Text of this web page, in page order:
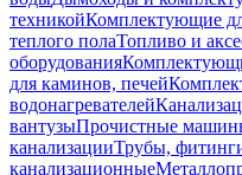
техникойКомплектующие
теплого полаТопливо и
оборудования
для каминов, печей
водонагревателей
вантузыПрочистные
канализацииТрубы,
канализационные